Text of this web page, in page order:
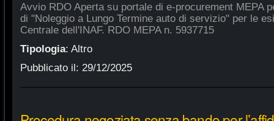
Avvio RDO Aperta su portale di e-procurement MEPA
di "Noleggio a Lungo Termine auto di servizio" per le
Centrale dell'INAF. RDO MEPA n. 5937715
Tipologia: Altro
Pubblicato il: 29/12/2025